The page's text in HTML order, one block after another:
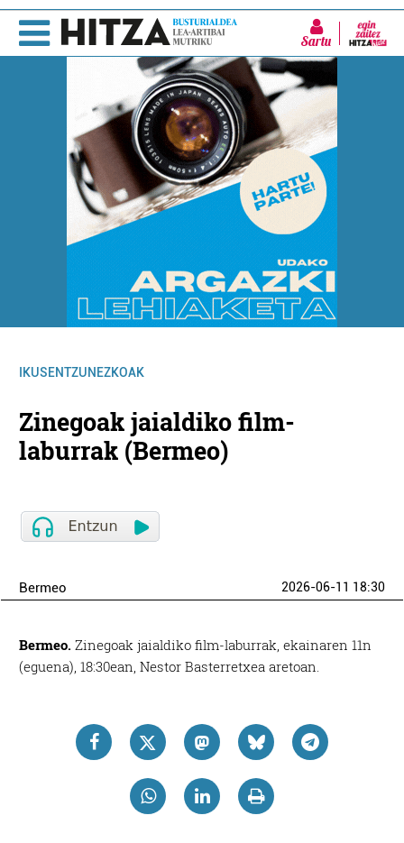
Sartu
IKUSENTZUNEZKOAK
Zinegoak jaialdiko film-
laburrak (Bermeo)
Bermeo 2026-06-11 18:30
Bermeo.Zinegoak jaialdiko film-laburrak, ekainaren 11n
(eguena), 18:30ean, Nestor Basterretxea aretoan.